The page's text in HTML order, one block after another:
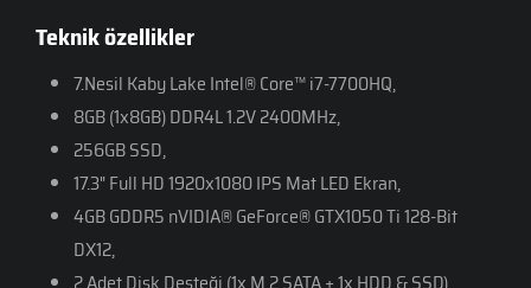
Teknik özellikler
7.Nesil Kaby Lake Intel® Core™ i7-7700HQ,
8GB (1x8GB) DDR4L 1.2V 2400MHz,
256GB SSD,
17.3" Full HD 1920x1080 IPS Mat LED Ekran,
4GB GDDR5 nVIDIA® GeForce® GTX1050 Ti 128-Bit
DX12,